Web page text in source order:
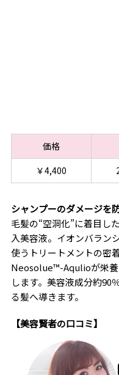
価格
￥4,400
シャンプーのダメージを
毛髪の“空洞化”に着目し
入美容液。イオンバラン
使うトリートメントの密
Neosolue™-Aqulioが栄養
します。美容液成分約90
る髪へ導きます。
【美容賢者の口コミ】